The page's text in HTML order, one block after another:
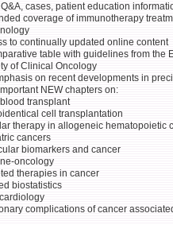
Q&A, cases, patient education
coverage of immunotherapy
to continually updated online content
table with guidelines from the
of Clinical Oncology
on recent developments in
NEW chapters on:
transplant
cell transplantation
therapy in allogeneic hematopoietic
cancers
biomarkers and cancer
oncology
therapies in cancer
biostatistics
complications of cancer